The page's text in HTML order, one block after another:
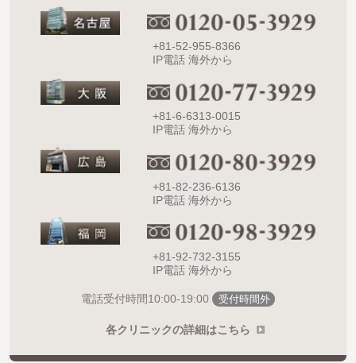
+81-52-955-8366
IP電話 海外から
+81-6-6313-0015
IP電話 海外から
+81-82-236-6136
IP電話 海外から
+81-92-732-3155
IP電話 海外から
電話受付時間10:00-19:00 受付時間外
各クリニックの詳細はこちら